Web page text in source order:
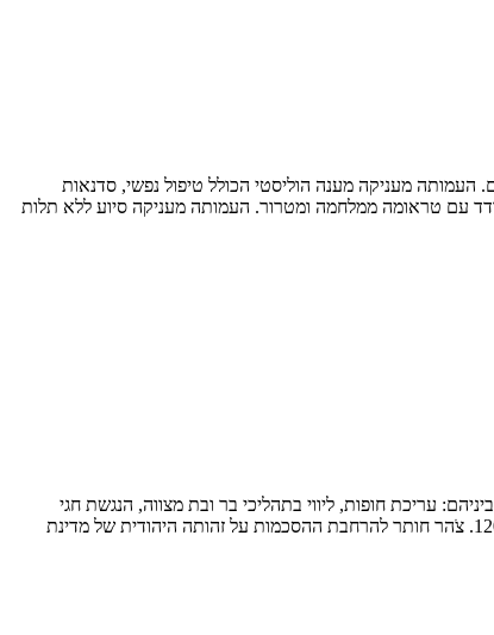
משפחותיהם. העמותה מעניקה מענה הוליסטי הכולל טיפול נפשי, סדנאות
עם טראומה ממלחמה ומטרור. העמותה מעניקה סיוע ללא תלות
עריכת חופות, ליווי בתהליכי בר ובת מצווה, הנגשת חגי
ישראל, מערך כשרות, תמיכה בתהליכי אבלות, מרכז אתיקה, הסכמי קדם נישואין (“הסכמאהבה”), ויוזמות קהילתיות כמו “קידושישי” ו”עד 120″. צֹהר חותר להרחבת ההסכמות על זהותה היהודית של מדינת